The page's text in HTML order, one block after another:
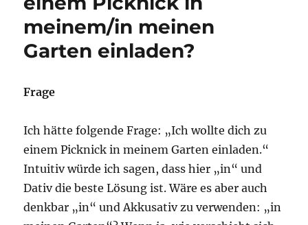
meinem/in meinen
Garten einladen?
Frage
Ich hätte folgende Frage: „Ich wollte dich zu
einem Picknick in meinem Garten einladen.“
Intuitiv würde ich sagen, dass hier „in“ und
Dativ die beste Lösung ist. Wäre es aber auch
denkbar „in“ und Akkusativ zu verwenden: „in